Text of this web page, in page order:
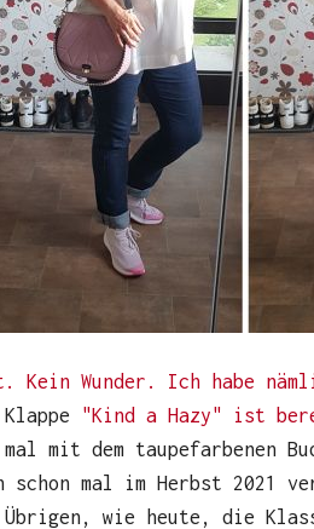
Kein Wunder. Ich habe
"Kind a Hazy" ist
mit dem taupefarbenen
mal im Herbst 2021
Übrigen, wie heute, die